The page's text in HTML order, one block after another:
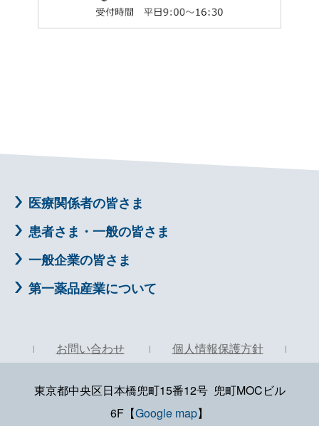
医療関係者の皆さま
患者さま・一般の皆さま
一般企業の皆さま
第一薬品産業について
お問い合わせ 個人情報保護方針
東京都中央区日本橋兜町15番12号 兜町MOCビル
6F【Google map】